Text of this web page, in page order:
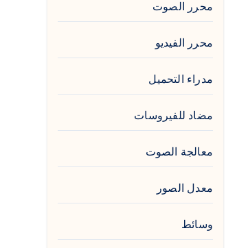
محرر الصوت
محرر الفيديو
مدراء التحميل
مضاد للفيروسات
معالجة الصوت
معدل الصور
وسائط